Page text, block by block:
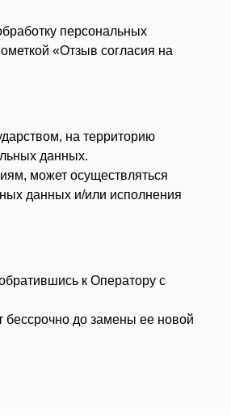
персональных
«Отзыв согласия на
на территорию
данных.
может осуществляться
данных и/или исполнения
к Оператору с
бессрочно до замены ее новой